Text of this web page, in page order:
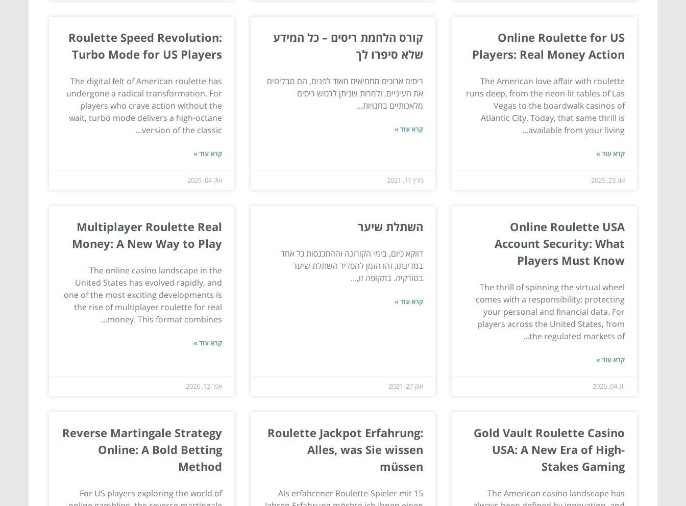
Online Roulette for US
Players: Real Money Action
The American love affair with roulette
runs deep, from the neon-lit tables of Las
Vegas to the boardwalk casinos of
Atlantic City. Today, that same thrill is
available from your living...
קרא עוד »
אוג 23, 2025
קורס הלחמת ריסים – כל המידע
שלא סיפרו לך
ריסים ארוכים מחמיאים מאוד לפנים, הם מבליטים
את העיניים, ולמרות שניתן לרכוש ריסים
מלאכותיים בחנויות...
קרא עוד »
מרץ 11, 2021
Roulette Speed Revolution:
Turbo Mode for US Players
The digital felt of American roulette has
undergone a radical transformation. For
players who crave action without the
wait, turbo mode delivers a high-octane
version of the classic...
קרא עוד »
אוק 04, 2025
Online Roulette USA
Account Security: What
Players Must Know
The thrill of spinning the virtual wheel
comes with a responsibility: protecting
your personal and financial data. For
players across the United States, from
the regulated markets of...
קרא עוד »
יונ 04, 2026
השתלת שיער
דווקא כיום, בימי הקורונה וההתכנסות כל אחד
במדינתו, זהו הזמן להסדיר השתלת שיער
בטורקיה. בתקופה זו,...
קרא עוד »
אוק 27, 2021
Multiplayer Roulette Real
Money: A New Way to Play
The online casino landscape in the
United States has evolved rapidly, and
one of the most exciting developments is
the rise of multiplayer roulette for real
money. This format combines...
קרא עוד »
אפר 12, 2026
Gold Vault Roulette Casino
USA: A New Era of High-
Stakes Gaming
The American casino landscape has
Roulette Jackpot Erfahrung:
Alles, was Sie wissen
müssen
Als erfahrener Roulette-Spieler mit 15
Reverse Martingale Strategy
Online: A Bold Betting
Method
For US players exploring the world of